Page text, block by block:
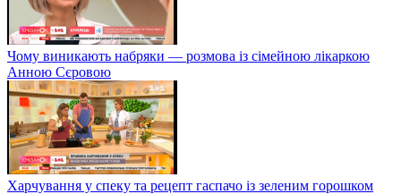
Чому виникають набряки — розмова із сімейною лікаркою
Анною Сєровою
Харчування у спеку та рецепт гаспачо із зеленим горошком